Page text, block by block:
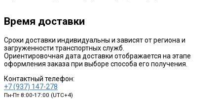
Время доставки
Сроки доставки индивидуальны и зависят от региона и
загруженности транспортных служб.
Ориентировочная дата доставки отображается на этапе
оформления заказа при выборе способа его получения.
Контактный телефон:
+7 (937) 147-278
Пн-Пт 8:00-17:00 (UTC+4)